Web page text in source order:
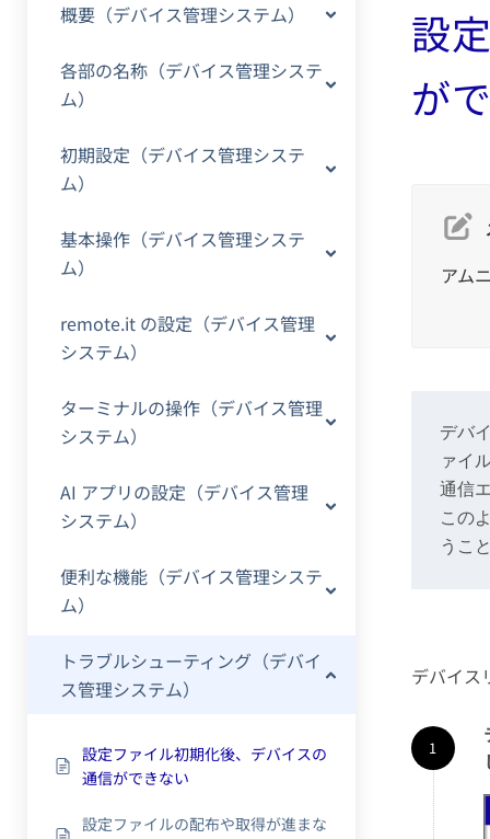
概要（デバイス管理システム）
各部の名称（デバイス管理システ
ム）
初期設定（デバイス管理システ
ム）
基本操作（デバイス管理システ
ム）
remote.it の設定（デバイス管理
システム）
ターミナルの操作（デバイス管理
システム）
AI アプリの設定（デバイス管理
システム）
便利な機能（デバイス管理システ
ム）
トラブルシューティング（デバイ
ス管理システム）
設定ファイル初期化後、デバイスの
通信ができない
設定ファイルの配布や取得が進まな
設
が
アム
デバ
ァイ
通信
この
うこ
デバイス